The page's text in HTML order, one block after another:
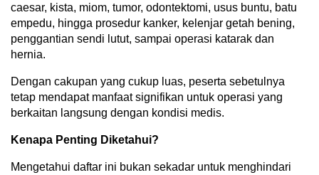
caesar, kista, miom, tumor, odontektomi, usus buntu, batu
empedu, hingga prosedur kanker, kelenjar getah bening,
penggantian sendi lutut, sampai operasi katarak dan
hernia.
Dengan cakupan yang cukup luas, peserta sebetulnya
tetap mendapat manfaat signifikan untuk operasi yang
berkaitan langsung dengan kondisi medis.
Kenapa Penting Diketahui?
Mengetahui daftar ini bukan sekadar untuk menghindari